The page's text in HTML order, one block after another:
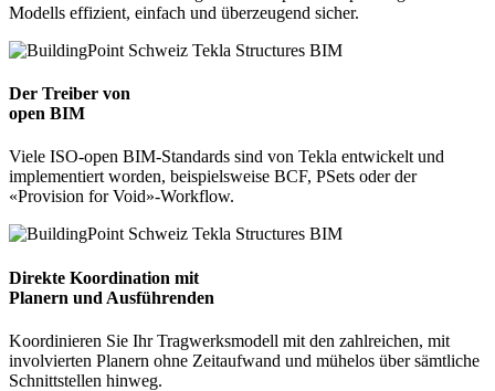
Modells effizient, einfach und überzeugend sicher.
Der Treiber von
open BIM
Viele ISO-open BIM-Standards sind von Tekla entwickelt und
implementiert worden, beispielsweise BCF, PSets oder der
«Provision for Void»-Workflow.
Direkte Koordination mit
Planern und Ausführenden
Koordinieren Sie Ihr Tragwerksmodell mit den zahlreichen, mit
involvierten Planern ohne Zeitaufwand und mühelos über sämtliche
Schnittstellen hinweg.